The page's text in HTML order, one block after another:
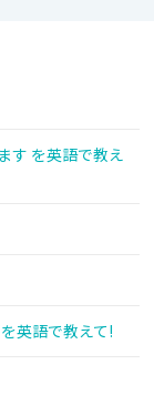
す を英語で教え
英語で教えて!